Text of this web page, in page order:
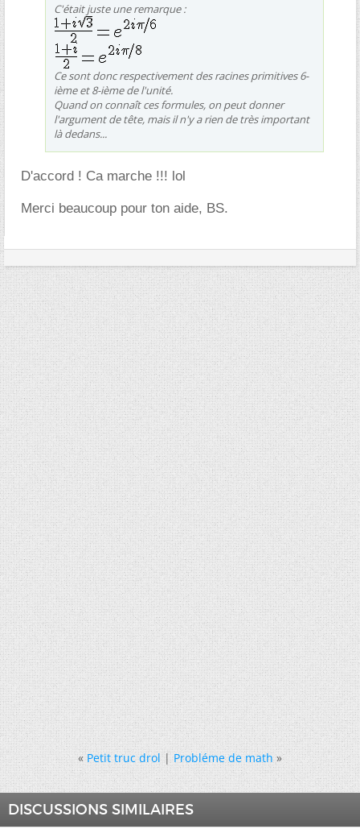
C'était juste une remarque :
Ce sont donc respectivement des racines primitives 6-
ième et 8-ième de l'unité.
Quand on connaît ces formules, on peut donner
l'argument de tête, mais il n'y a rien de très important
là dedans...
D'accord ! Ca marche !!! lol
Merci beaucoup pour ton aide, BS.
« Petit truc drol|Probléme de math »
DISCUSSIONS SIMILAIRES